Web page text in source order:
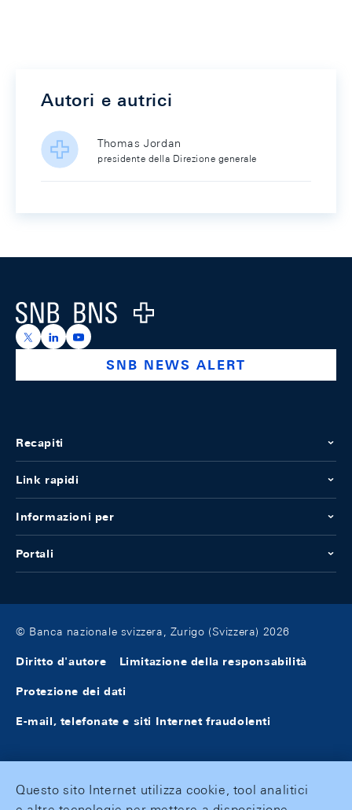
Autori e autrici
Thomas Jordan
presidente della Direzione generale
Logo
https://x.com/snb_bns
https://ch.linkedin.com/company/swiss-national-
https://www.youtube.com/@swissnationalbank
SNB NEWS ALERT
Recapiti
Link rapidi
Informazioni per
Portali
© Banca nazionale svizzera, Zurigo (Svizzera) 2026
Diritto d'autore Limitazione della responsabilità
Protezione dei dati
E-mail, telefonate e siti Internet fraudolenti
Questo sito Internet utilizza cookie, tool analitici